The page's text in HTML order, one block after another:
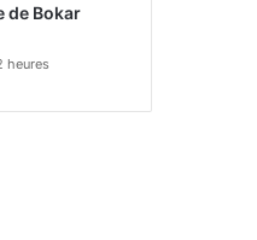
de Bokar
heures